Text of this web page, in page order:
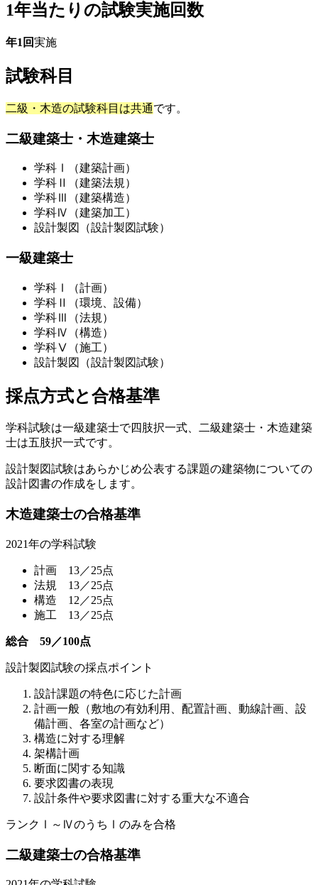
1年当たりの試験実施回数
年1回実施
試験科目
二級・木造の試験科目は共通です。
二級建築士・木造建築士
学科Ⅰ（建築計画）
学科Ⅱ（建築法規）
学科Ⅲ（建築構造）
学科Ⅳ（建築加工）
設計製図（設計製図試験）
一級建築士
学科Ⅰ（計画）
学科Ⅱ（環境、設備）
学科Ⅲ（法規）
学科Ⅳ（構造）
学科Ⅴ（施工）
設計製図（設計製図試験）
採点方式と合格基準
学科試験は一級建築士で四肢択一式、二級建築士・木造建築
士は五肢択一式です。
設計製図試験はあらかじめ公表する課題の建築物についての
設計図書の作成をします。
木造建築士の合格基準
2021年の学科試験
計画 13／25点
法規 13／25点
構造 12／25点
施工 13／25点
総合 59／100点
設計製図試験の採点ポイント
設計課題の特色に応じた計画
計画一般（敷地の有効利用、配置計画、動線計画、設
備計画、各室の計画など）
構造に対する理解
架構計画
断面に関する知識
要求図書の表現
設計条件や要求図書に対する重大な不適合
ランクⅠ～ⅣのうちⅠのみを合格
二級建築士の合格基準